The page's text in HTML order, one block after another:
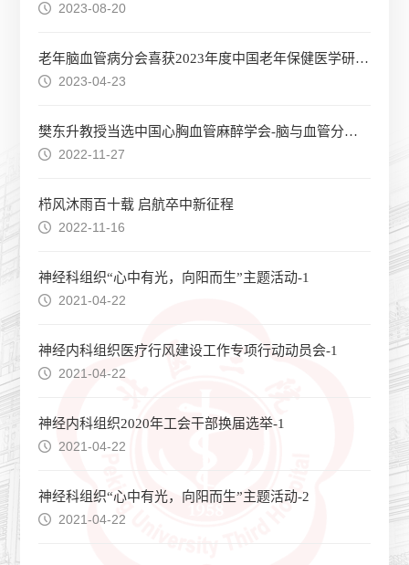
2023-08-20
老年脑血管病分会喜获2023年度中国老年保健医学研究会优秀分支机构称号
2023-04-23
樊东升教授当选中国心胸血管麻醉学会-脑与血管分会第二任主任委员
2022-11-27
栉风沐雨百十载 启航卒中新征程
2022-11-16
神经科组织“心中有光，向阳而生”主题活动-1
2021-04-22
神经内科组织医疗行风建设工作专项行动动员会-1
2021-04-22
神经内科组织2020年工会干部换届选举-1
2021-04-22
神经科组织“心中有光，向阳而生”主题活动-2
2021-04-22